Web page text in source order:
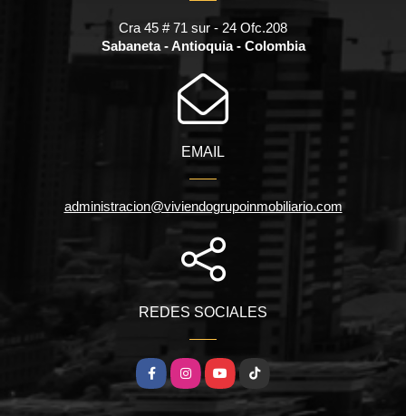
Cra 45 # 71 sur - 24 Ofc.208
Sabaneta - Antioquia - Colombia
EMAIL
administracion@viviendogrupoinmobiliario.com
REDES SOCIALES
FacebookInstagramYouTubeTikTok